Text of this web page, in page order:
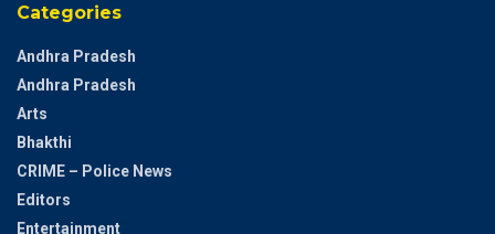
Categories
Andhra Pradesh
Andhra Pradesh
Arts
Bhakthi
CRIME – Police News
Editors
Entertainment